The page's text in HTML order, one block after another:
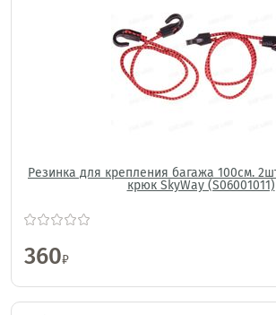
Резинка для крепления багажа 100см.
крюк SkyWay (S06001011)
360₽